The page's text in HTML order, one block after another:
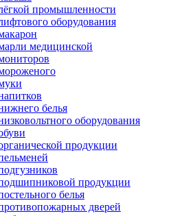
промышленности
оборудования
медицинской
белья
оборудования
продукции
продукции
белья
дверей